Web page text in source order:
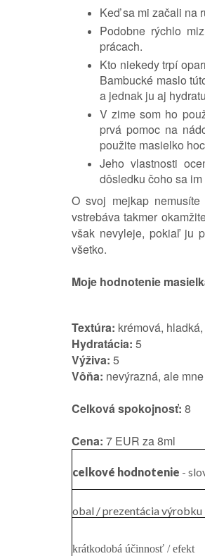
Keď sa mi začali na
Podobne rýchlo
prácach.
Kto niekedy trpí
Bambucké maslo
a jednak ju aj
V zime som ho
prvá pomoc na
použite masielko
Jeho vlastnosti
dôsledku čoho sa
O svoj mejkap
vstrebáva takmer
však nevyleje, pokiaľ ju
všetko.
Moje hodnotenie
Textúra: krémová, hladká,
Hydratácia: 5
Výživa: 5
Vôňa: nevýrazná, ale
Celková spokojnosť: 8
Cena: 7 EUR za 8ml
celkové hodnotenie -
obal / prezentácia výrobku
krátkodobá účinnosť / efekt